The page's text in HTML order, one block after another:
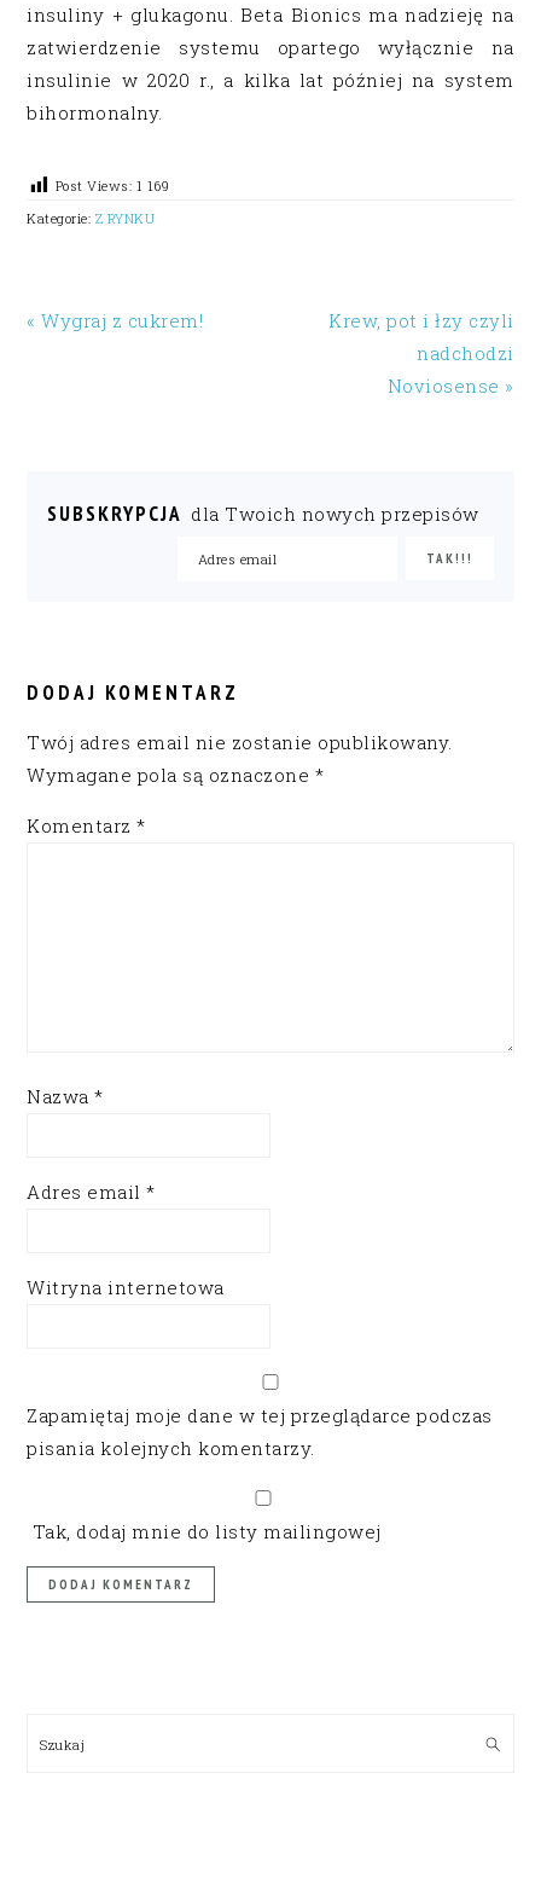
insuliny + glukagonu. Beta Bionics ma nadzieję na
zatwierdzenie systemu opartego wyłącznie na
insulinie w 2020 r., a kilka lat później na system
bihormonalny.
Post Views: 1 169
Kategorie: Z RYNKU
« Wygraj z cukrem!
Krew, pot i łzy czyli
nadchodzi
Noviosense »
SUBSKRYPCJA dla Twoich nowych przepisów
INTERACTIONS
DODAJ KOMENTARZ
Twój adres email nie zostanie opublikowany.
Wymagane pola są oznaczone *
Komentarz*
Nazwa*
Adres email*
Witryna internetowa
Zapamiętaj moje dane w tej przeglądarce podczas
pisania kolejnych komentarzy.
Tak, dodaj mnie do listy mailingowej
Szukaj